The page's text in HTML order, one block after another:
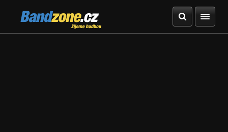
Bandzone.cz
žijeme hudbou